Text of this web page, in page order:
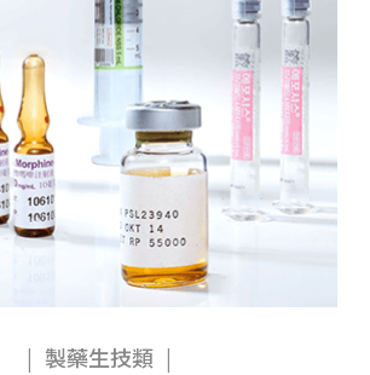
製藥生技類